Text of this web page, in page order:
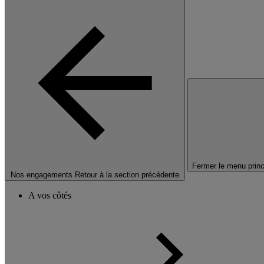
Nos engagements Retour à la section précédente
Fermer le menu
A vos côtés